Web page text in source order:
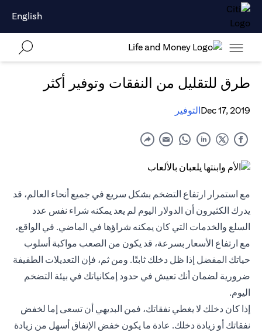
English
طرق للتقليل من النفقات وتوفير أكثر
Dec 17, 2019التوفير
مع استمرار ارتفاع التضخم بشكل سريع في جميع أنحاء العالم، قد
يدرك الكثيرون أن الدولار اليوم لم يعد يمكنه شراء نفس عدد
السلع والخدمات التي كان يمكنه شراؤها في الماضي. في الواقع،
مع ارتفاع الأسعار بسرعة، قد يكون من الصعب مواكبة أسلوب
حياتك المفضل إذا ظل دخلك ثابتًا. ومن ثم، فإن التعديلات الطفيفة
ضرورية لضمان أنك تعيش في حدود إمكانياتك في بيئة التضخم
اليوم.
إذا كان دخلك لا يغطي نفقاتك، فمن البديهي أن تسعى إما لخفض
نفقاتك أو زيادة دخلك. عادة ما يكون خفض الإنفاق أسهل من زيادة